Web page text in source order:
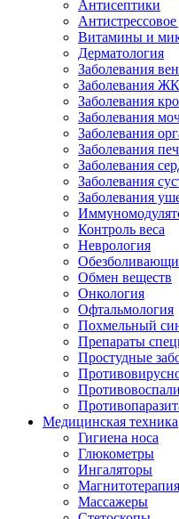
Антисептики
Витамины и
Дерматология
Заболевания вен
Заболевания
Заболевания
Заболевания
Заболевания
Заболевания
Заболевания
Заболевания
Заболевания
Контроль веса
Неврология
Обмен веществ
Онкология
Офтальмология
Похмельный
Препараты
Простудные
Медицинская техника
Гигиена носа
Глюкометры
Ингаляторы
Магнитотерапия
Массажеры